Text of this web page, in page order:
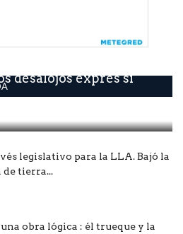
desalojos exprés si
legislativo para la LLA. Bajó la
de tierra...
obra lógica : él trueque y la